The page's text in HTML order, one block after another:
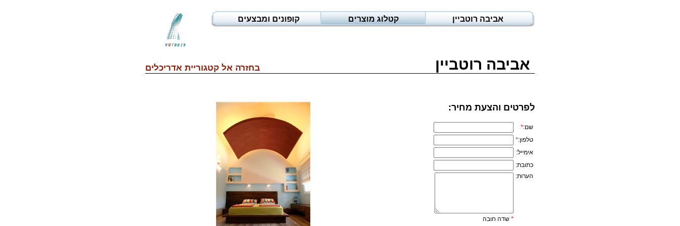
אביבה רוטביין קטלוג מוצרים קופונים ומבצעים
אביבה רוטביין בחזרה אל קטגוריית אדריכלים
לפרטים והצעת מחיר:
שם:*
טלפון:*
אימייל:
כתובת:
הערות:
* שדה חובה